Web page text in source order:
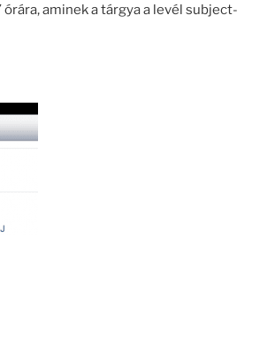
órára, aminek a tárgya a levél subject-